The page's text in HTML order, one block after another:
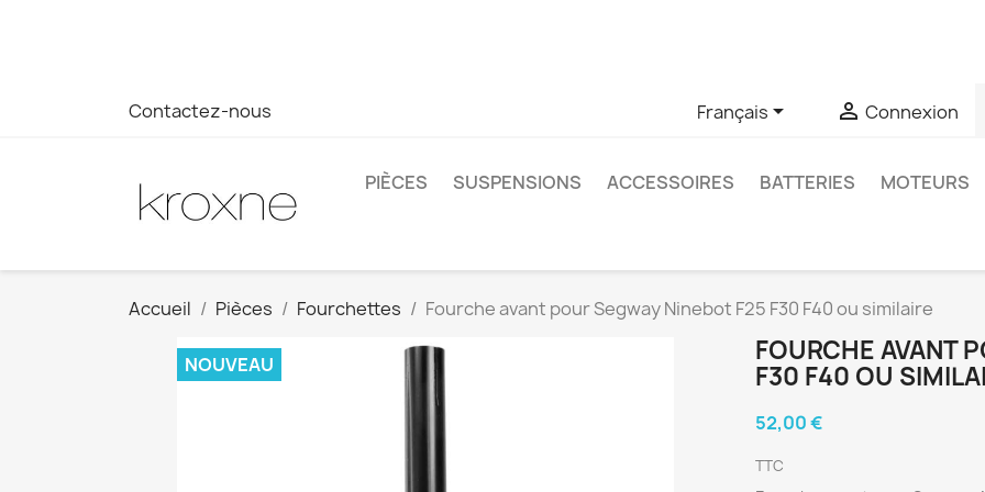
Contactez-nous Français  Connexion
PIÈCES SUSPENSIONS ACCESSOIRES BATTERIES MOTEURS
Accueil Pièces Fourchettes Fourche avant pour Segway Ninebot F25 F30 F40 ou similaire
NOUVEAU
FOURCHE AVANT
F30 F40 OU
52,00 €
TTC